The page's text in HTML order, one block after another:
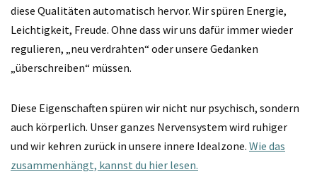
diese Qualitäten automatisch hervor. Wir spüren Energie,
Leichtigkeit, Freude. Ohne dass wir uns dafür immer wieder
regulieren, „neu verdrahten“ oder unsere Gedanken
„überschreiben“ müssen.
Diese Eigenschaften spüren wir nicht nur psychisch, sondern
auch körperlich. Unser ganzes Nervensystem wird ruhiger
und wir kehren zurück in unsere innere Idealzone. Wie das
zusammenhängt, kannst du hier lesen.